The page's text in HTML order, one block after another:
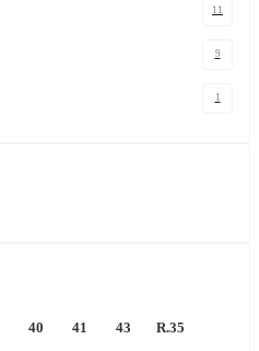
11
9
1
40 41 43 R.35